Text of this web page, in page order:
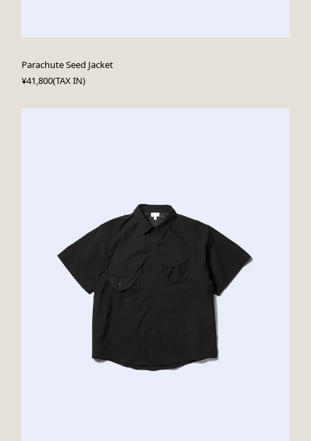
Parachute Seed Jacket
¥41,800(TAX IN)